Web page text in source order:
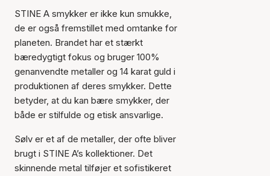
STINE A smykker er ikke kun smukke,
de er også fremstillet med omtanke for
planeten. Brandet har et stærkt
bæredygtigt fokus og bruger 100%
genanvendte metaller og 14 karat guld i
produktionen af deres smykker. Dette
betyder, at du kan bære smykker, der
både er stilfulde og etisk ansvarlige.
Sølv er et af de metaller, der ofte bliver
brugt i STINE A’s kollektioner. Det
skinnende metal tilføjer et sofistikeret